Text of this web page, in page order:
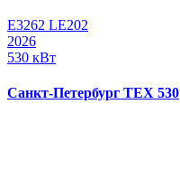
E3262 LE202
2026
530 кВт
Санкт-Петербург ТЕХ 530